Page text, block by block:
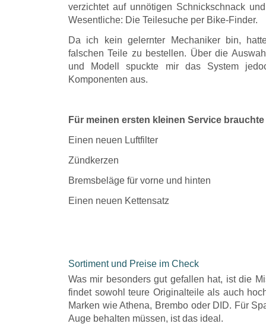
verzichtet auf unnötigen Schnickschnack
Wesentliche: Die Teilesuche per Bike-Finder.
​Da ich kein gelernter Mechaniker bin,
falschen Teile zu bestellen. Über die
und Modell spuckte mir das System
Komponenten aus.
Für meinen ersten kleinen Service
​Einen neuen Luftfilter
​Zündkerzen
​Bremsbeläge für vorne und hinten
​Einen neuen Kettensatz
​Sortiment und Preise im Check
​Was mir besonders gut gefallen hat, ist die
findet sowohl teure Originalteile als auch
Marken wie Athena, Brembo oder DID. Für
Auge behalten müssen, ist das ideal.